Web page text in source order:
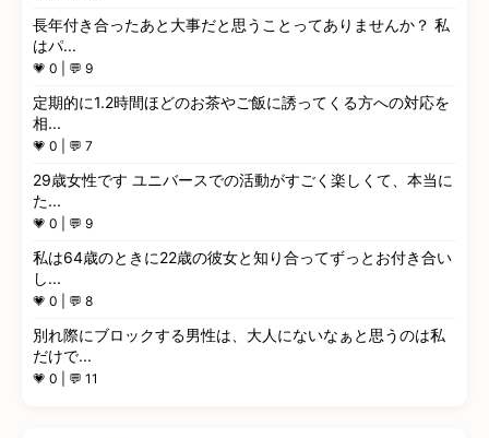
長年付き合ったあと大事だと思うことってありませんか？ 私
はパ...
💗 0 | 💬 9
定期的に1.2時間ほどのお茶やご飯に誘ってくる方への対応を
相...
💗 0 | 💬 7
29歳女性です ユニバースでの活動がすごく楽しくて、本当に
た...
💗 0 | 💬 9
私は64歳のときに22歳の彼女と知り合ってずっとお付き合い
し...
💗 0 | 💬 8
別れ際にブロックする男性は、大人にないなぁと思うのは私
だけで...
💗 0 | 💬 11